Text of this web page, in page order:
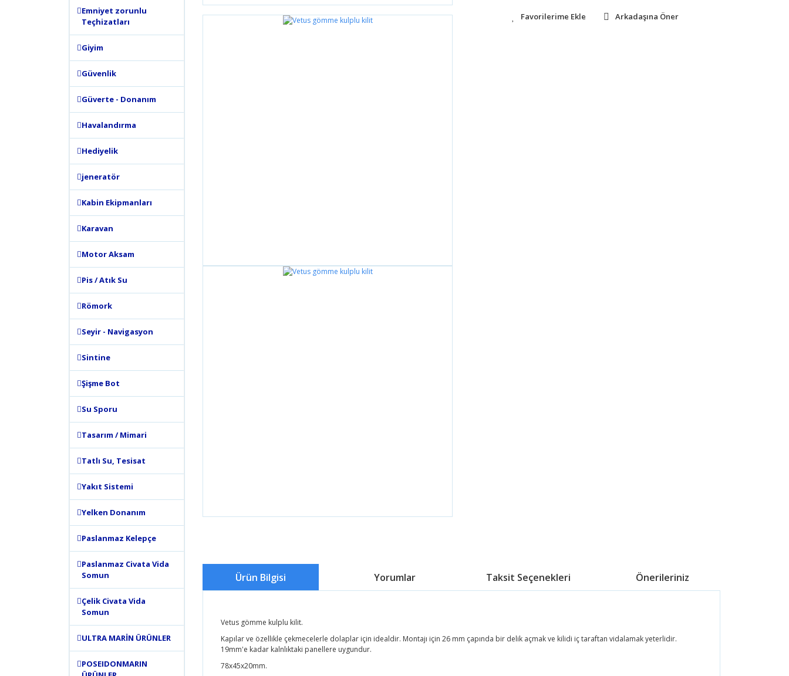
Emniyet zorunlu
Teçhizatları
Giyim
Güvenlik
Güverte - Donanım
Havalandırma
Hediyelik
jeneratör
Kabin Ekipmanları
Karavan
Motor Aksam
Pis / Atık Su
Römork
Seyir - Navigasyon
Sintine
Şişme Bot
Su Sporu
Tasarım / Mimari
Tatlı Su, Tesisat
Yakıt Sistemi
Yelken Donanım
Paslanmaz Kelepçe
Paslanmaz Civata Vida
Somun
Çelik Civata Vida
Somun
ULTRA MARİN ÜRÜNLER
POSEIDONMARIN
Arkadaşına Öner
Ürün Bilgisi Yorumlar Taksit Seçenekleri Önerileriniz
Vetus gömme kulplu kilit.
Kapılar ve özellikle çekmecelerle dolaplar için idealdir. Montajı için 26 mm çapında bir delik açmak ve kilidi iç taraftan vidalamak yeterlidir.
19mm'e kadar kalnlıktaki panellere uygundur.
78x45x20mm.